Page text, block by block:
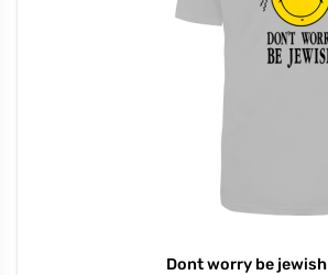
Dont worry be jewish